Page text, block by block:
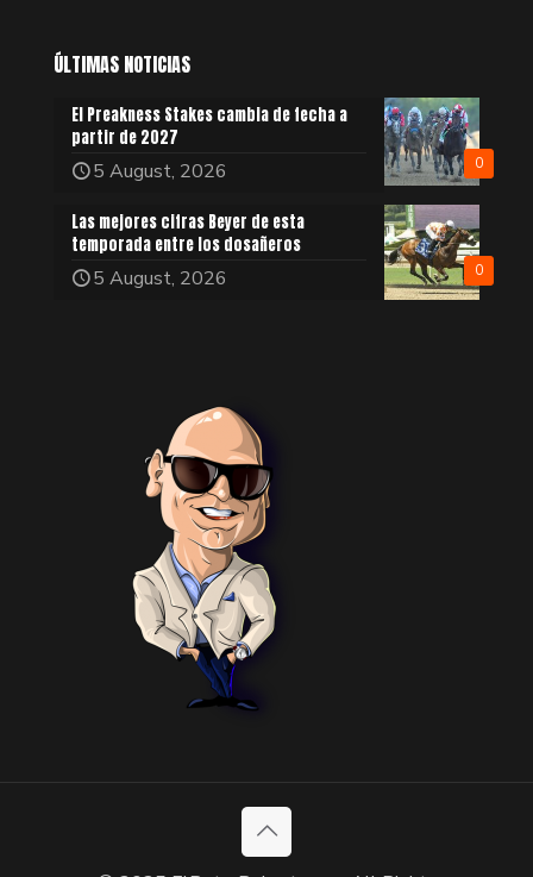
ÚLTIMAS NOTICIAS
0
El Preakness Stakes cambia de fecha a
partir de 2027
5 August, 2026
0
Las mejores cifras Beyer de esta
temporada entre los dosañeros
5 August, 2026